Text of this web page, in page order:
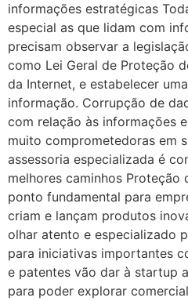
informações estratégicas
especial as que lidam com
precisam observar a
como Lei Geral de Proteção
da Internet, e estabelecer
informação. Corrupção de
com relação às informações
muito comprometedoras em
assessoria especializada é
melhores caminhos Proteção
ponto fundamental para
criam e lançam produtos
olhar atento e especializado
para iniciativas importantes
e patentes vão dar à startup
para poder explorar